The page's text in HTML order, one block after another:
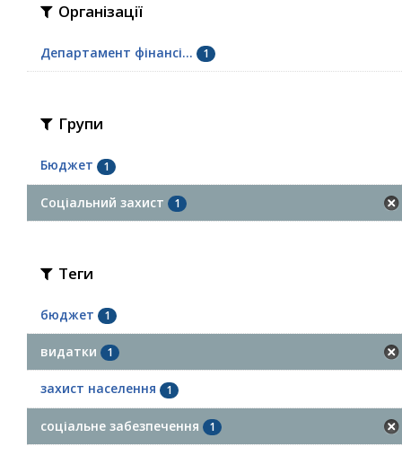
Організації
Департамент фінансі... 1
Групи
Бюджет 1
Соціальний захист 1
Теги
бюджет 1
видатки 1
захист населення 1
соціальне забезпечення 1